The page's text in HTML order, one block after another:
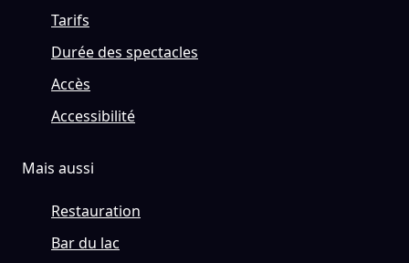
Tarifs
Durée des spectacles
Accès
Accessibilité
Mais aussi
Restauration
Bar du lac